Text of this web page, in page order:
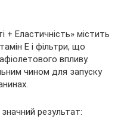
+ Еластичність» містить
Е і фільтри, що
впливу.
чином для запуску
результат: